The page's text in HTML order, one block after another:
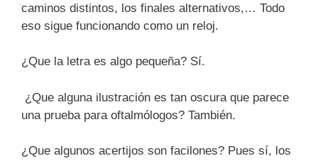
caminos distintos, los finales alternativos,… Todo
eso sigue funcionando como un reloj.
¿Que la letra es algo pequeña? Sí.
¿Que alguna ilustración es tan oscura que parece
una prueba para oftalmólogos? También.
¿Que algunos acertijos son facilones? Pues sí, los